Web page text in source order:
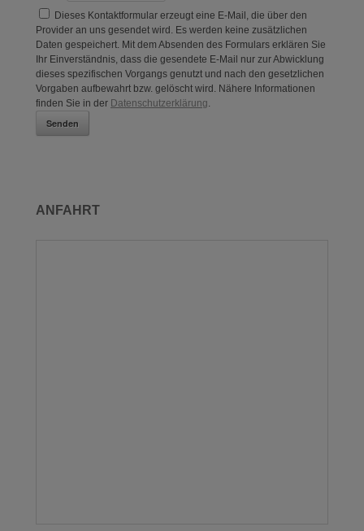
Dieses Kontaktformular erzeugt eine E-Mail, die über den
Provider an uns gesendet wird. Es werden keine zusätzlichen
Daten gespeichert. Mit dem Absenden des Formulars erklären Sie
Ihr Einverständnis, dass die gesendete E-Mail nur zur Abwicklung
dieses spezifischen Vorgangs genutzt und nach den gesetzlichen
Vorgaben aufbewahrt bzw. gelöscht wird. Nähere Informationen
finden Sie in der Datenschutzerklärung.
ANFAHRT